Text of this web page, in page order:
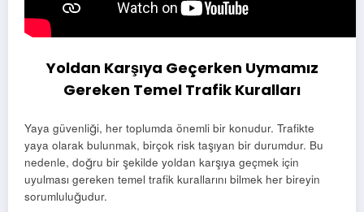
Yoldan Karşıya Geçerken Uymamız
Gereken Temel Trafik Kuralları
Yaya güvenliği, her toplumda önemli bir konudur. Trafikte
yaya olarak bulunmak, birçok risk taşıyan bir durumdur. Bu
nedenle, doğru bir şekilde yoldan karşıya geçmek için
uyulması gereken temel trafik kurallarını bilmek her bireyin
sorumluluğudur.